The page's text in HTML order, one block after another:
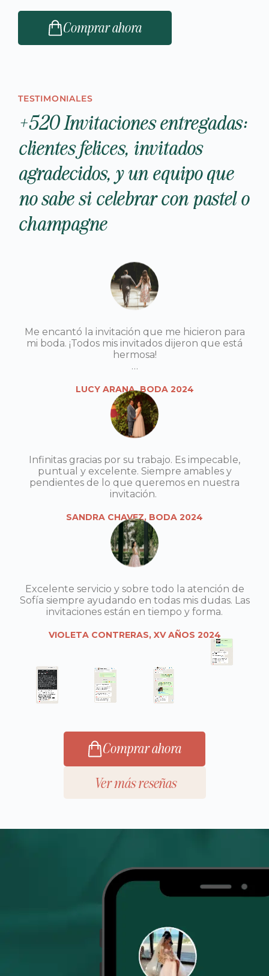
Comprar ahora
TESTIMONIALES
+520 Invitaciones entregadas:
clientes felices, invitados
agradecidos, y un equipo que
no sabe si celebrar con pastel o
champagne
Me encantó la invitación que me hicieron para
mi boda. ¡Todos mis invitados dijeron que está
hermosa!
…
LUCY ARANA, BODA 2024
Infinitas gracias por su trabajo. Es impecable,
puntual y excelente. Siempre amables y
pendientes de lo que queremos en nuestra
invitación.
SANDRA CHAVEZ, BODA 2024
Excelente servicio y sobre todo la atención de
Sofía siempre ayudando en todas mis dudas. Las
invitaciones están en tiempo y forma.
VIOLETA CONTRERAS, XV AÑOS 2024
Comprar ahora
Ver más reseñas